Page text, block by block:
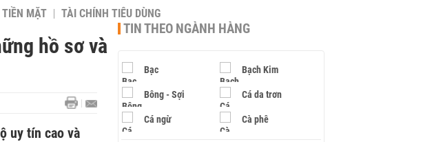
TIỀN MẶT TÀI CHÍNH TIÊU DÙNG
hồ sơ và
uy tín cao và
TIN THEO NGÀNH HÀNG
Bạc Bạch Kim
Bông - Sợi Cá da trơn
Cá ngừ Cà phê